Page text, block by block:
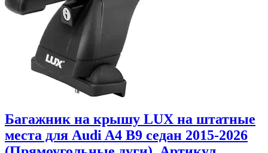
Багажник на крышу LUX на штатные
места для Audi A4 B9 седан 2015-2026